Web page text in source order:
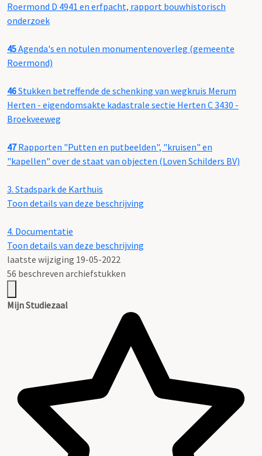
Roermond D 4941 en erfpacht, rapport bouwhistorisch
onderzoek
45Agenda's en notulen monumentenoverleg (gemeente
Roermond)
46Stukken betreffende de schenking van wegkruis Merum
Herten - eigendomsakte kadastrale sectie Herten C 3430 -
Broekveeweg
47Rapporten "Putten en putbeelden", "kruisen" en
"kapellen" over de staat van objecten (Loven Schilders BV)
3. Stadspark de Karthuis
Toon details van deze beschrijving
4. Documentatie
Toon details van deze beschrijving
laatste wijziging 19-05-2022
56 beschreven archiefstukken
Mijn Studiezaal